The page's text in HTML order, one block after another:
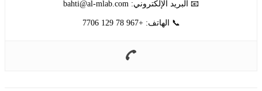
📧 البريد الإلكتروني:bahti@al-mlab.com
📞 الهاتف: +967 78 129 7706